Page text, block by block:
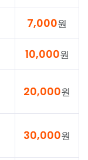
7,000원
10,000원
20,000원
30,000원